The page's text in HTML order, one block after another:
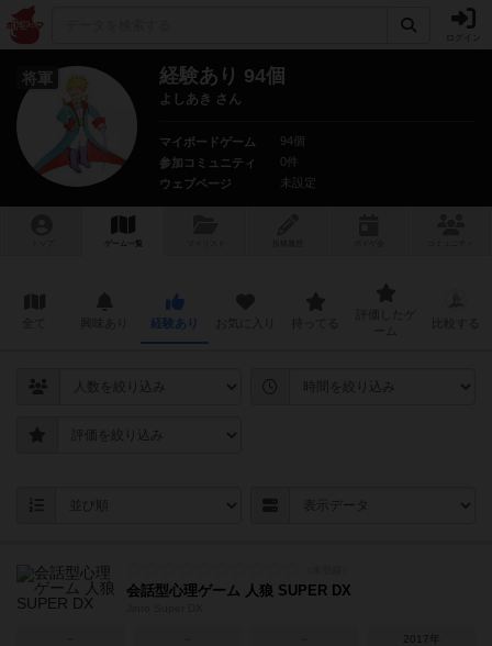
将軍 経験あり 94個
よしあき さん
マイボードゲーム
94個
参加コミュニティ
0件
ウェブページ
未設定
ゲーム一覧
経験あり
会話型心理ゲーム 人狼 SUPER DX
2017年